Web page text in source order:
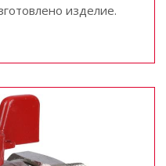
изделие.